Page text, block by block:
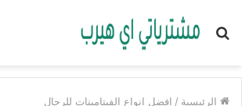
بحث
الرئيسية / افضل انواع الفيتامينات للرجال